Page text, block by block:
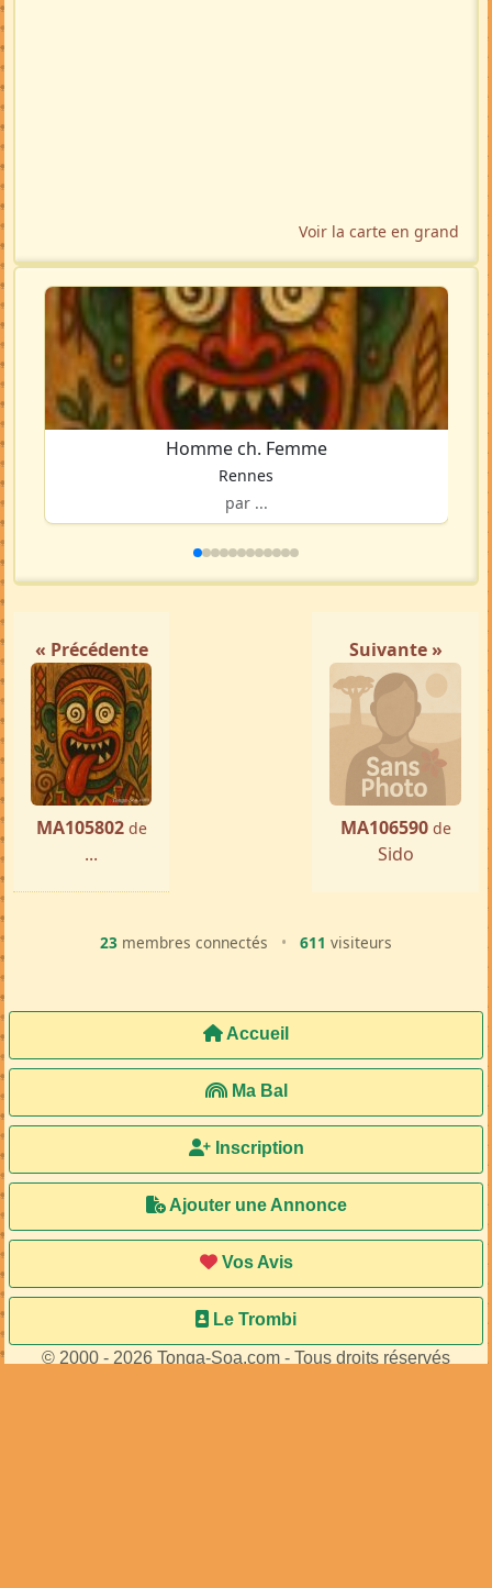
Voir la carte en grand
Homme ch. Femme
Rennes
par ...
« Précédente
MA105802 de
...
Suivante »
MA106590 de
Sido
23 membres connectés • 611 visiteurs
Accueil
Ma Bal
Inscription
Ajouter une Annonce
Vos Avis
Le Trombi
© 2000 - 2026 Tonga-Soa.com - Tous droits réservés